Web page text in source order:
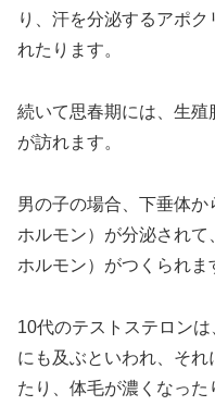
り、汗を分泌するアポ
れたります。
続いて思春期には、生
が訪れます。
男の子の場合、下垂体
ホルモン）が分泌され
ホルモン）がつくられま
10代のテストステロン
にも及ぶといわれ、そ
たり、体毛が濃くなった